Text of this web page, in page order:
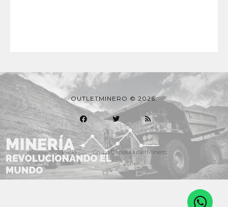
OUTLETMINERO © 2026.
Inicio Grupo Oficial OutletMinero